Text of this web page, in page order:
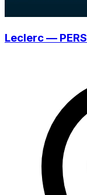
Leclerc —